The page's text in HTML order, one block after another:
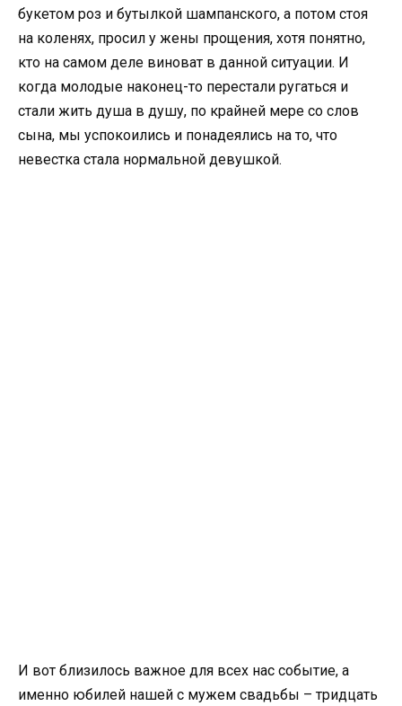
букетом роз и бутылкой шампанского, а потом стоя
на коленях, просил у жены прощения, хотя понятно,
кто на самом деле виноват в данной ситуации. И
когда молодые наконец-то перестали ругаться и
стали жить душа в душу, по крайней мере со слов
сына, мы успокоились и понадеялись на то, что
невестка стала нормальной девушкой.
И вот близилось важное для всех нас событие, а
именно юбилей нашей с мужем свадьбы – тридцать